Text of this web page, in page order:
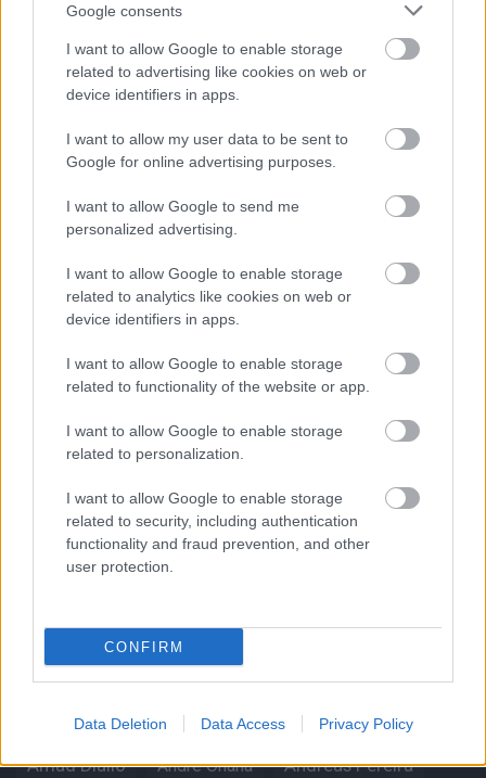
Google consents
I want to allow Google to enable storage
related to advertising like cookies on web or
device identifiers in apps.
I want to allow my user data to be sent to
Google for online advertising purposes.
I want to allow Google to send me
personalized advertising.
I want to allow Google to enable storage
related to analytics like cookies on web or
device identifiers in apps.
I want to allow Google to enable storage
related to functionality of the website or app.
I want to allow Google to enable storage
related to personalization.
I want to allow Google to enable storage
related to security, including authentication
functionality and fraud prevention, and other
user protection.
CONFIRM
Data Deletion Data Access Privacy Policy
AC MilanvsManchester United2026-08-15 18:00
a ManUtdFanatics.hu működését!
Kapcsolódó hírek
Címkék
Aaron Wan-Bissaka
Akadémiai csapat Alejandro Garnacho
Alex Telles Altay Bayindir Alvaro Fernandez
Amad Diallo Andre Onana Andreas Pereira